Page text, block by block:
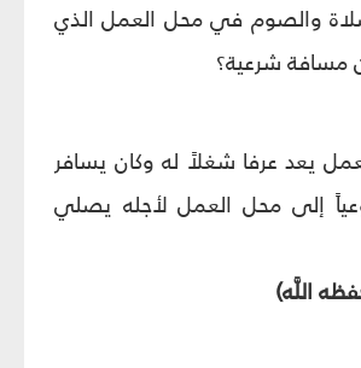
والصوم في محل العمل الذي
مسافة شرعية؟
يعد عرفا شغلاً له وكان يسافر
إلى محل العمل لأجله يصلي
اللَّه)